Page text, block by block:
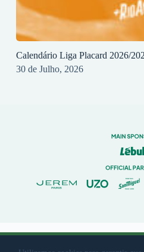
Calendário Liga Placard 2026/
30 de Julho, 2026